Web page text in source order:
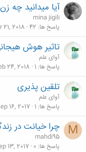
آیا میدانید چه
mina jigili
پاسخ ها 42
21, 2018
تاثير هوش
آوای علم
پاسخ ها 1
24, 2018
تلقین پذیری
آوای علم
پاسخ ها 1
16, 2017
M چرا خیانت در
mahdi95
پاسخ ها 0
13, 2017